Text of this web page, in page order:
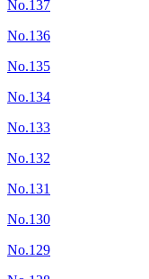
No.137
No.136
No.135
No.134
No.133
No.132
No.131
No.130
No.129